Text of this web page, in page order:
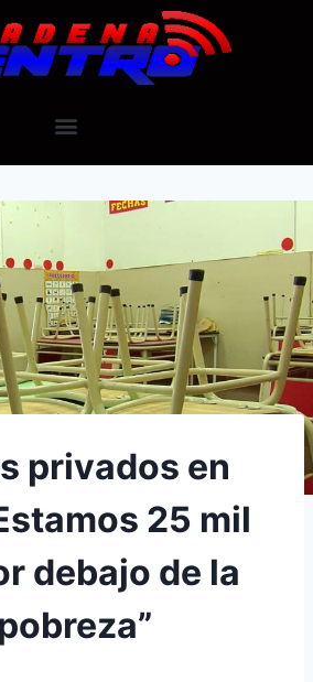
privados en
25 mil
debajo de la